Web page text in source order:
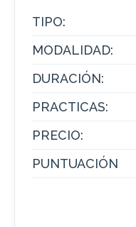
TIPO:
MODALIDAD:
DURACIÓN:
PRACTICAS:
PRECIO:
PUNTUACIÓN